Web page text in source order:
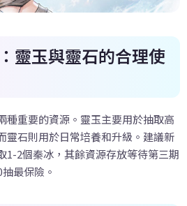
靈玉與靈石的合理使
種重要的資源。靈玉主要用於抽取高
靈石則用於日常培養和升級。建議新
1-2個秦冰，其餘資源存放等待第三期
最保險。